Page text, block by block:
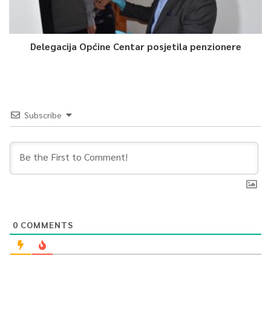
Delegacija Općine Centar posjetila penzionere
Subscribe
0 COMMENTS